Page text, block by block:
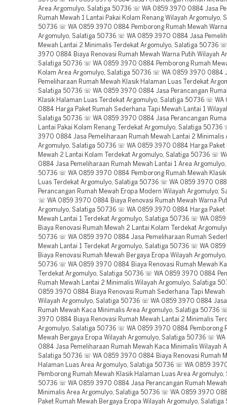
Area Argomulyo, Salatiga 50736 ☏ WA 0859 3970 0884 Jasa
Rumah Mewah 1 Lantai Pakai Kolam Renang Wilayah Argomulyo,
50736 ☏ WA 0859 3970 0884 Pemborong Rumah Mewah
Argomulyo, Salatiga 50736 ☏ WA 0859 3970 0884 Jasa
Mewah Lantai 2 Minimalis Terdekat Argomulyo, Salatiga 50736
3970 0884 Biaya Renovasi Rumah Mewah Warna Putih Wilayah
Salatiga 50736 ☏ WA 0859 3970 0884 Pemborong Rumah
Kolam Area Argomulyo, Salatiga 50736 ☏ WA 0859 3970 0884
Pemeliharaan Rumah Mewah Klasik Halaman Luas Terdekat
Salatiga 50736 ☏ WA 0859 3970 0884 Jasa Perancangan
Klasik Halaman Luas Terdekat Argomulyo, Salatiga 50736 ☏
0884 Harga Paket Rumah Sederhana Tapi Mewah Lantai 1
Salatiga 50736 ☏ WA 0859 3970 0884 Jasa Perancangan
Lantai Pakai Kolam Renang Terdekat Argomulyo, Salatiga
3970 0884 Jasa Pemeliharaan Rumah Mewah Lantai 2 Minimalis
Argomulyo, Salatiga 50736 ☏ WA 0859 3970 0884 Harga Paket
Mewah 2 Lantai Kolam Terdekat Argomulyo, Salatiga 50736 ☏
0884 Jasa Pemeliharaan Rumah Mewah Lantai 1 Area
50736 ☏ WA 0859 3970 0884 Pemborong Rumah Mewah Klasik
Luas Terdekat Argomulyo, Salatiga 50736 ☏ WA 0859 3970
Perancangan Rumah Mewah Eropa Modern Wilayah Argomulyo,
☏ WA 0859 3970 0884 Biaya Renovasi Rumah Mewah Warna
Argomulyo, Salatiga 50736 ☏ WA 0859 3970 0884 Harga Paket
Mewah Lantai 1 Terdekat Argomulyo, Salatiga 50736 ☏ WA
Biaya Renovasi Rumah Mewah 2 Lantai Kolam Terdekat
50736 ☏ WA 0859 3970 0884 Jasa Pemeliharaan Rumah
Mewah Lantai 1 Terdekat Argomulyo, Salatiga 50736 ☏ WA
Biaya Renovasi Rumah Mewah Bergaya Eropa Wilayah
50736 ☏ WA 0859 3970 0884 Biaya Renovasi Rumah Mewah
Terdekat Argomulyo, Salatiga 50736 ☏ WA 0859 3970 0884
Rumah Mewah Lantai 2 Minimalis Wilayah Argomulyo, Salatiga
0859 3970 0884 Biaya Renovasi Rumah Sederhana Tapi Mewah
Wilayah Argomulyo, Salatiga 50736 ☏ WA 0859 3970 0884 Jasa
Rumah Mewah Kaca Minimalis Area Argomulyo, Salatiga 50736
3970 0884 Biaya Renovasi Rumah Mewah Lantai 2 Minimalis
Argomulyo, Salatiga 50736 ☏ WA 0859 3970 0884 Pemborong
Mewah Bergaya Eropa Wilayah Argomulyo, Salatiga 50736 ☏
0884 Jasa Pemeliharaan Rumah Mewah Kaca Minimalis Wilayah
Salatiga 50736 ☏ WA 0859 3970 0884 Biaya Renovasi Rumah
Halaman Luas Area Argomulyo, Salatiga 50736 ☏ WA 0859
Pemborong Rumah Mewah Klasik Halaman Luas Area Argomulyo,
50736 ☏ WA 0859 3970 0884 Jasa Perancangan Rumah
Minimalis Area Argomulyo, Salatiga 50736 ☏ WA 0859 3970
Paket Rumah Mewah Bergaya Eropa Wilayah Argomulyo,